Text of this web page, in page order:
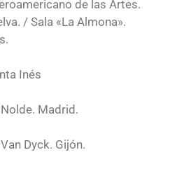
de las Artes.
/ Sala «La Almona».
Inés
Madrid.
Dyck. Gijón.